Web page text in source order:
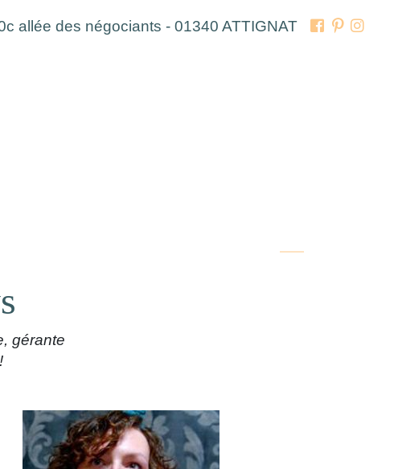
allée des négociants - 01340 ATTIGNAT
gérante